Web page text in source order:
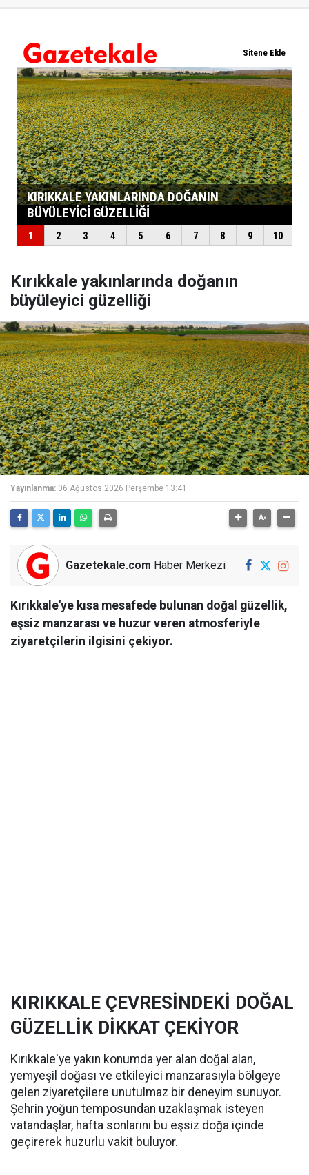
Kırıkkale yakınlarında doğanın
büyüleyici güzelliği
Yayınlanma: 06 Ağustos 2026 Perşembe 13:41
Gazetekale.com Haber Merkezi
Kırıkkale'ye kısa mesafede bulunan doğal güzellik,
eşsiz manzarası ve huzur veren atmosferiyle
ziyaretçilerin ilgisini çekiyor.
KIRIKKALE ÇEVRESİNDEKİ DOĞAL
GÜZELLİK DİKKAT ÇEKİYOR
Kırıkkale'ye yakın konumda yer alan doğal alan,
yemyeşil doğası ve etkileyici manzarasıyla bölgeye
gelen ziyaretçilere unutulmaz bir deneyim sunuyor.
Şehrin yoğun temposundan uzaklaşmak isteyen
vatandaşlar, hafta sonlarını bu eşsiz doğa içinde
geçirerek huzurlu vakit buluyor.